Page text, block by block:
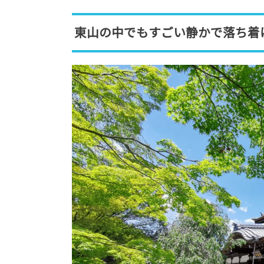
東山の中でもすごい静かで落ち着